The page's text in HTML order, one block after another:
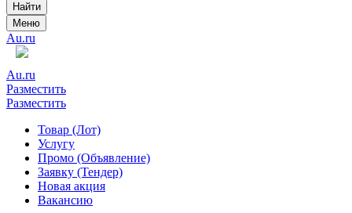
Найти
Меню
Au.ru
Au.ru
Разместить
Разместить
Товар (Лот)
Услугу
Промо (Объявление)
Заявку (Тендер)
Новая акция
Вакансию